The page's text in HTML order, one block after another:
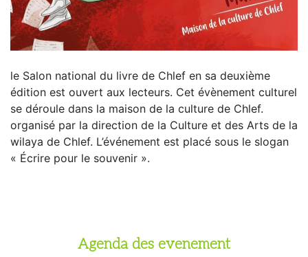
le Salon national du livre de Chlef en sa deuxième
édition est ouvert aux lecteurs. Cet évènement culturel
se déroule dans la maison de la culture de Chlef.
organisé par la direction de la Culture et des Arts de la
wilaya de Chlef. L’événement est placé sous le slogan
« Écrire pour le souvenir ».
Agenda des evenement